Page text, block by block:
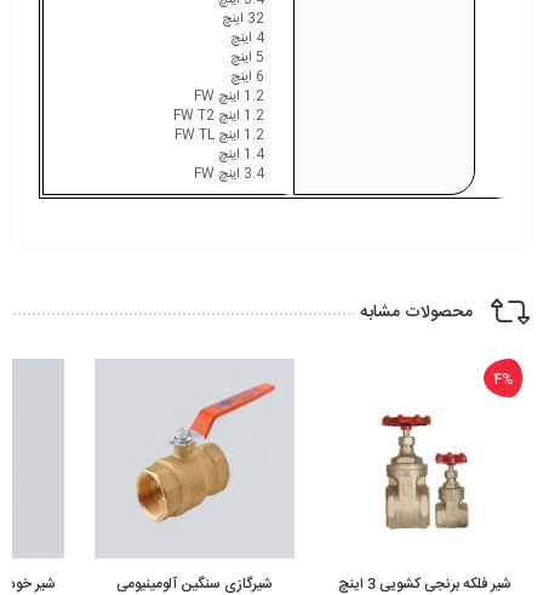
32 اینچ
4 اینچ
5 اینچ
6 اینچ
1.2 اینچ FW
1.2 اینچ FW T2
1.2 اینچ FW TL
1.4 اینچ
3.4 اینچ FW
محصولات مشابه
4%
شیر فلکه برنجی کشویی 3 اینچ
شیرگازی سنگین آلومینیومی
شیر